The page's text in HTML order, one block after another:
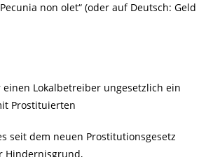
non olet“ (oder auf Deutsch: Geld
Lokalbetreiber ungesetzlich ein
Prostituierten
seit dem neuen Prostitutionsgesetz
Hindernisgrund,